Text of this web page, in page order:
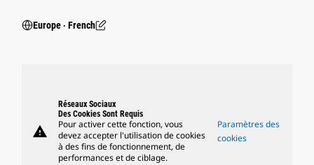
Europe ‧ French
warning
Réseaux Sociaux
Des Cookies Sont Requis
Pour activer cette fonction, vous
devez accepter l'utilisation de cookies
à des fins de fonctionnement, de
performances et de ciblage.
Paramètres des
cookies